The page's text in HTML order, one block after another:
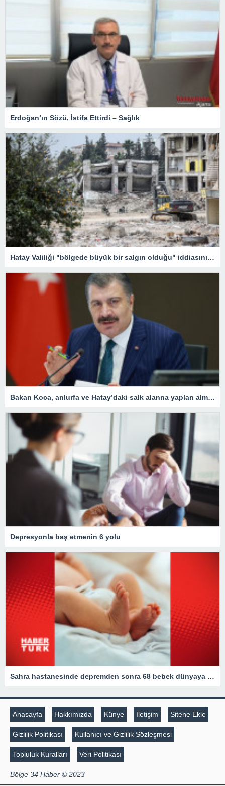
Erdoğan’ın Sözü, İstifa Ettirdi – Sağlık
Hatay Valiliği "bölgede büyük bir salgın olduğu" iddiasını yalanladı
Bakan Koca, anlurfa ve Hatay’daki salk alanna yaplan almalar aklad
Depresyonla baş etmenin 6 yolu
Sahra hastanesinde depremden sonra 68 bebek dünyaya geldi
Anasayfa Hakkımızda Künye İletişim Sitene Ekle
Gizlilik Politikası Kullanıcı ve Gizlilik Sözleşmesi
Topluluk Kuralları Veri Politikası
Bölge 34 Haber © 2023